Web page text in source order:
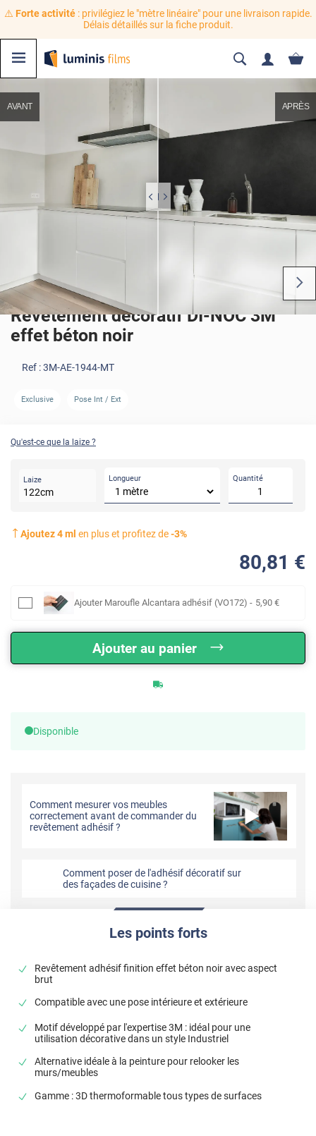
⚠️ Forte activité: privilégiez le "mètre linéaire" pour une livraison rapide.
Délais détaillés sur la fiche produit.
AVANT APRÈS
Revêtement décoratif DI-NOC 3M
effet béton noir
Ref :3M-AE-1944-MT
Exclusive Pose Int / Ext
Qu'est-ce que la laize ?
Laize
122cm
Longueur Quantité
Ajoutez4ml en plus et profitez de-3%
80,81 €
Ajouter Maroufle Alcantara adhésif (VO172) - 5,90 €
Ajouter au panier
Disponible
Comment mesurer vos meubles
correctement avant de commander du
revêtement adhésif ?
Comment poser de l'adhésif décoratif sur
des façades de cuisine ?
Les points forts
Revêtement adhésif finition effet béton noir avec aspect
brut
Compatible avec une pose intérieure et extérieure
Motif développé par l'expertise 3M : idéal pour une
utilisation décorative dans un style Industriel
Alternative idéale à la peinture pour relooker les
murs/meubles
Gamme : 3D thermoformable tous types de surfaces